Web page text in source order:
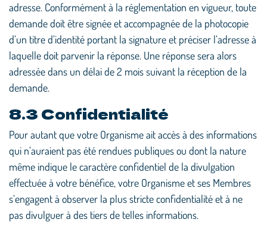
adresse. Conformément à la réglementation en vigueur, toute
demande doit être signée et accompagnée de la photocopie
d’un titre d’identité portant la signature et préciser l’adresse à
laquelle doit parvenir la réponse. Une réponse sera alors
adressée dans un délai de 2 mois suivant la réception de la
demande.
8.3 Confidentialité
Pour autant que votre Organisme ait accès à des informations
qui n’auraient pas été rendues publiques ou dont la nature
même indique le caractère confidentiel de la divulgation
effectuée à votre bénéfice, votre Organisme et ses Membres
s’engagent à observer la plus stricte confidentialité et à ne
pas divulguer à des tiers de telles informations.